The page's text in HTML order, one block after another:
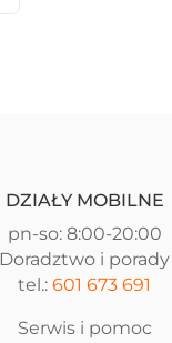
DZIAŁY MOBILNE
pn-so: 8:00-20:00
Doradztwo i porady
tel.:601 673 691
Serwis i pomoc